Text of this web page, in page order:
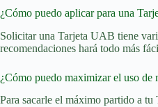
¿Cómo puedo aplicar para una
Solicitar una Tarjeta UAB tiene
recomendaciones hará todo más
¿Cómo puedo maximizar el uso
Para sacarle el máximo partido a